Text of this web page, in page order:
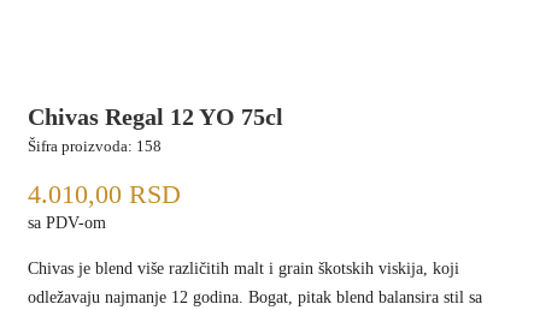
Chivas Regal 12 YO 75cl
Šifra proizvoda: 158
4.010,00RSD
sa PDV-om
Chivas je blend više različitih malt i grain škotskih viskija, koji
odležavaju najmanje 12 godina. Bogat, pitak blend balansira stil sa